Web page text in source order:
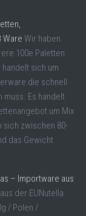
Ware Wir haben
100e Paletten
handelt sich um
die schnell
Es handelt
um Mix
sich zwischen 80-
das Gewicht
– Importware aus
der EUNutella
/ Polen /